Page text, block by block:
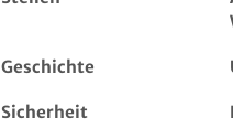
Geschichte
Sicherheit